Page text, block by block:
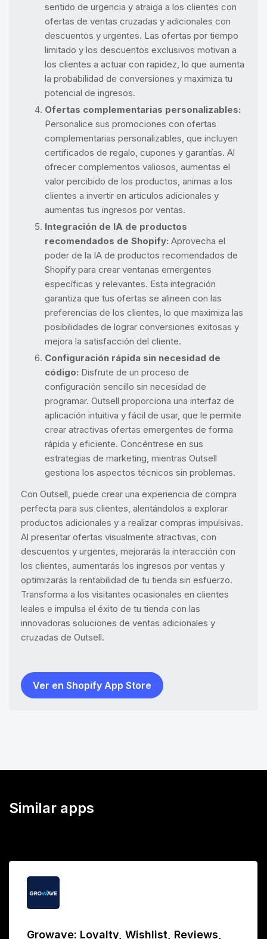
sentido de urgencia y atraiga a los clientes con
ofertas de ventas cruzadas y adicionales con
descuentos y urgentes. Las ofertas por tiempo
limitado y los descuentos exclusivos motivan a
los clientes a actuar con rapidez, lo que aumenta
la probabilidad de conversiones y maximiza tu
potencial de ingresos.
Ofertas complementarias personalizables:
Personalice sus promociones con ofertas
complementarias personalizables, que incluyen
certificados de regalo, cupones y garantías. Al
ofrecer complementos valiosos, aumentas el
valor percibido de los productos, animas a los
clientes a invertir en artículos adicionales y
aumentas tus ingresos por ventas.
Integración de IA de productos
recomendados de Shopify: Aprovecha el
poder de la IA de productos recomendados de
Shopify para crear ventanas emergentes
específicas y relevantes. Esta integración
garantiza que tus ofertas se alineen con las
preferencias de los clientes, lo que maximiza las
posibilidades de lograr conversiones exitosas y
mejora la satisfacción del cliente.
Configuración rápida sin necesidad de
código: Disfrute de un proceso de
configuración sencillo sin necesidad de
programar. Outsell proporciona una interfaz de
aplicación intuitiva y fácil de usar, que le permite
crear atractivas ofertas emergentes de forma
rápida y eficiente. Concéntrese en sus
estrategias de marketing, mientras Outsell
gestiona los aspectos técnicos sin problemas.
Con Outsell, puede crear una experiencia de compra
perfecta para sus clientes, alentándolos a explorar
productos adicionales y a realizar compras impulsivas.
Al presentar ofertas visualmente atractivas, con
descuentos y urgentes, mejorarás la interacción con
los clientes, aumentarás los ingresos por ventas y
optimizarás la rentabilidad de tu tienda sin esfuerzo.
Transforma a los visitantes ocasionales en clientes
leales e impulsa el éxito de tu tienda con las
innovadoras soluciones de ventas adicionales y
cruzadas de Outsell.
Ver en Shopify App Store
Similar apps
Growave: Loyalty, Wishlist, Reviews,